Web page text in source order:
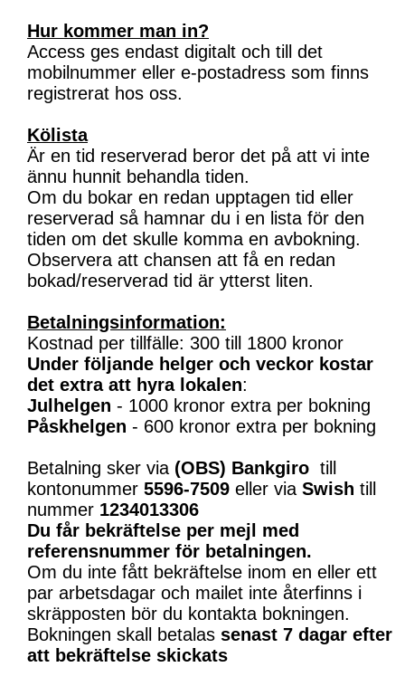
Hur kommer man in?
Access ges endast digitalt och till det
mobilnummer eller e-postadress som finns
registrerat hos oss.
Kölista
Är en tid reserverad beror det på att vi inte
ännu hunnit behandla tiden.
Om du bokar en redan upptagen tid eller
reserverad så hamnar du i en lista för den
tiden om det skulle komma en avbokning.
Observera att chansen att få en redan
bokad/reserverad tid är ytterst liten.
Betalningsinformation:
Kostnad per tillfälle: 300 till 1800 kronor
Under följande helger och veckor kostar
det extra att hyra lokalen:
Julhelgen - 1000 kronor extra per bokning
Påskhelgen - 600 kronor extra per bokning
Betalning sker via (OBS) Bankgiro till
kontonummer 5596-7509 eller via Swish till
nummer 1234013306
Du får bekräftelse per mejl med
referensnummer för betalningen.
Om du inte fått bekräftelse inom en eller ett
par arbetsdagar och mailet inte återfinns i
skräpposten bör du kontakta bokningen.
Bokningen skall betalas senast 7 dagar efter
att bekräftelse skickats